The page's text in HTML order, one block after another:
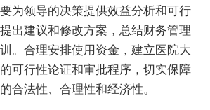
为领导的决策提供效益分析和可行
出建议和修改方案，总结财务管理
。合理安排使用资金，建立医院大
可行性论证和审批程序，切实保障
合法性、合理性和经济性。